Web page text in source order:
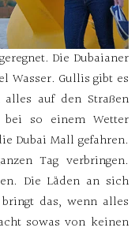
Die Dubaianer
Wasser. Gullis gibt es
auf den Straßen
bei so einem Wetter
Dubai Mall gefahren.
Tag verbringen.
Die Läden an sich
das, wenn alles
sowas von keinen